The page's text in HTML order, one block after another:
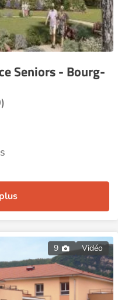
Seniors - Bourg-
9 Vidéo